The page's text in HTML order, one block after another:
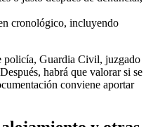
cronológico, incluyendo
policía, Guardia Civil, juzgado
habrá que valorar si se
conviene aportar